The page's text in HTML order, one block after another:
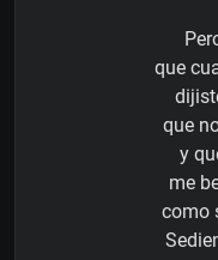
que
que
y
me
como